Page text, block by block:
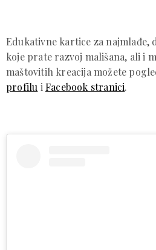
Edukativne kartice za
koje prate razvoj mališana, ali i
maštovitih kreacija možete
profilu iFacebook stranici.